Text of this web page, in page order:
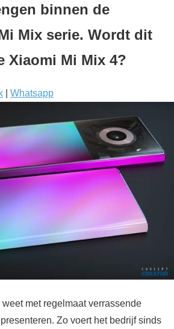
binnen de
Mix serie. Wordt dit
Xiaomi Mi Mix 4?
Whatsapp
met regelmaat verrassende
Zo voert het bedrijf sinds